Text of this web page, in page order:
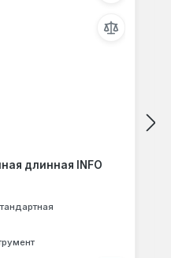
длинная INFO